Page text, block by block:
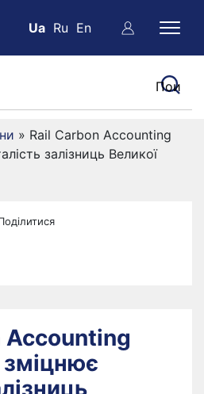
Ua Ru En
» Rail Carbon Accounting
залізниць Великої
Accounting